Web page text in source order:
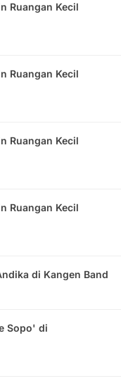
Ruangan Kecil
Ruangan Kecil
Ruangan Kecil
Ruangan Kecil
di Kangen Band
Sopo' di